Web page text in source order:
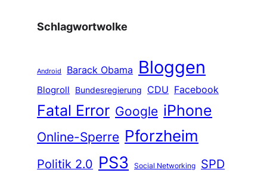
Schlagwortwolke
Android Barack Obama Bloggen
Blogroll Bundesregierung CDU Facebook
Fatal Error Google iPhone
Online-Sperre Pforzheim
Politik 2.0 PS3 Social Networking
SPD